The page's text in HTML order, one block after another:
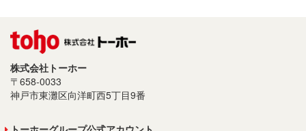
株式会社トーホー
〒658-0033
神戸市東灘区向洋町西5丁目9番